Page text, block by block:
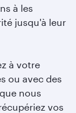
à les
jusqu'à leur
à votre
ou avec des
nous
vos